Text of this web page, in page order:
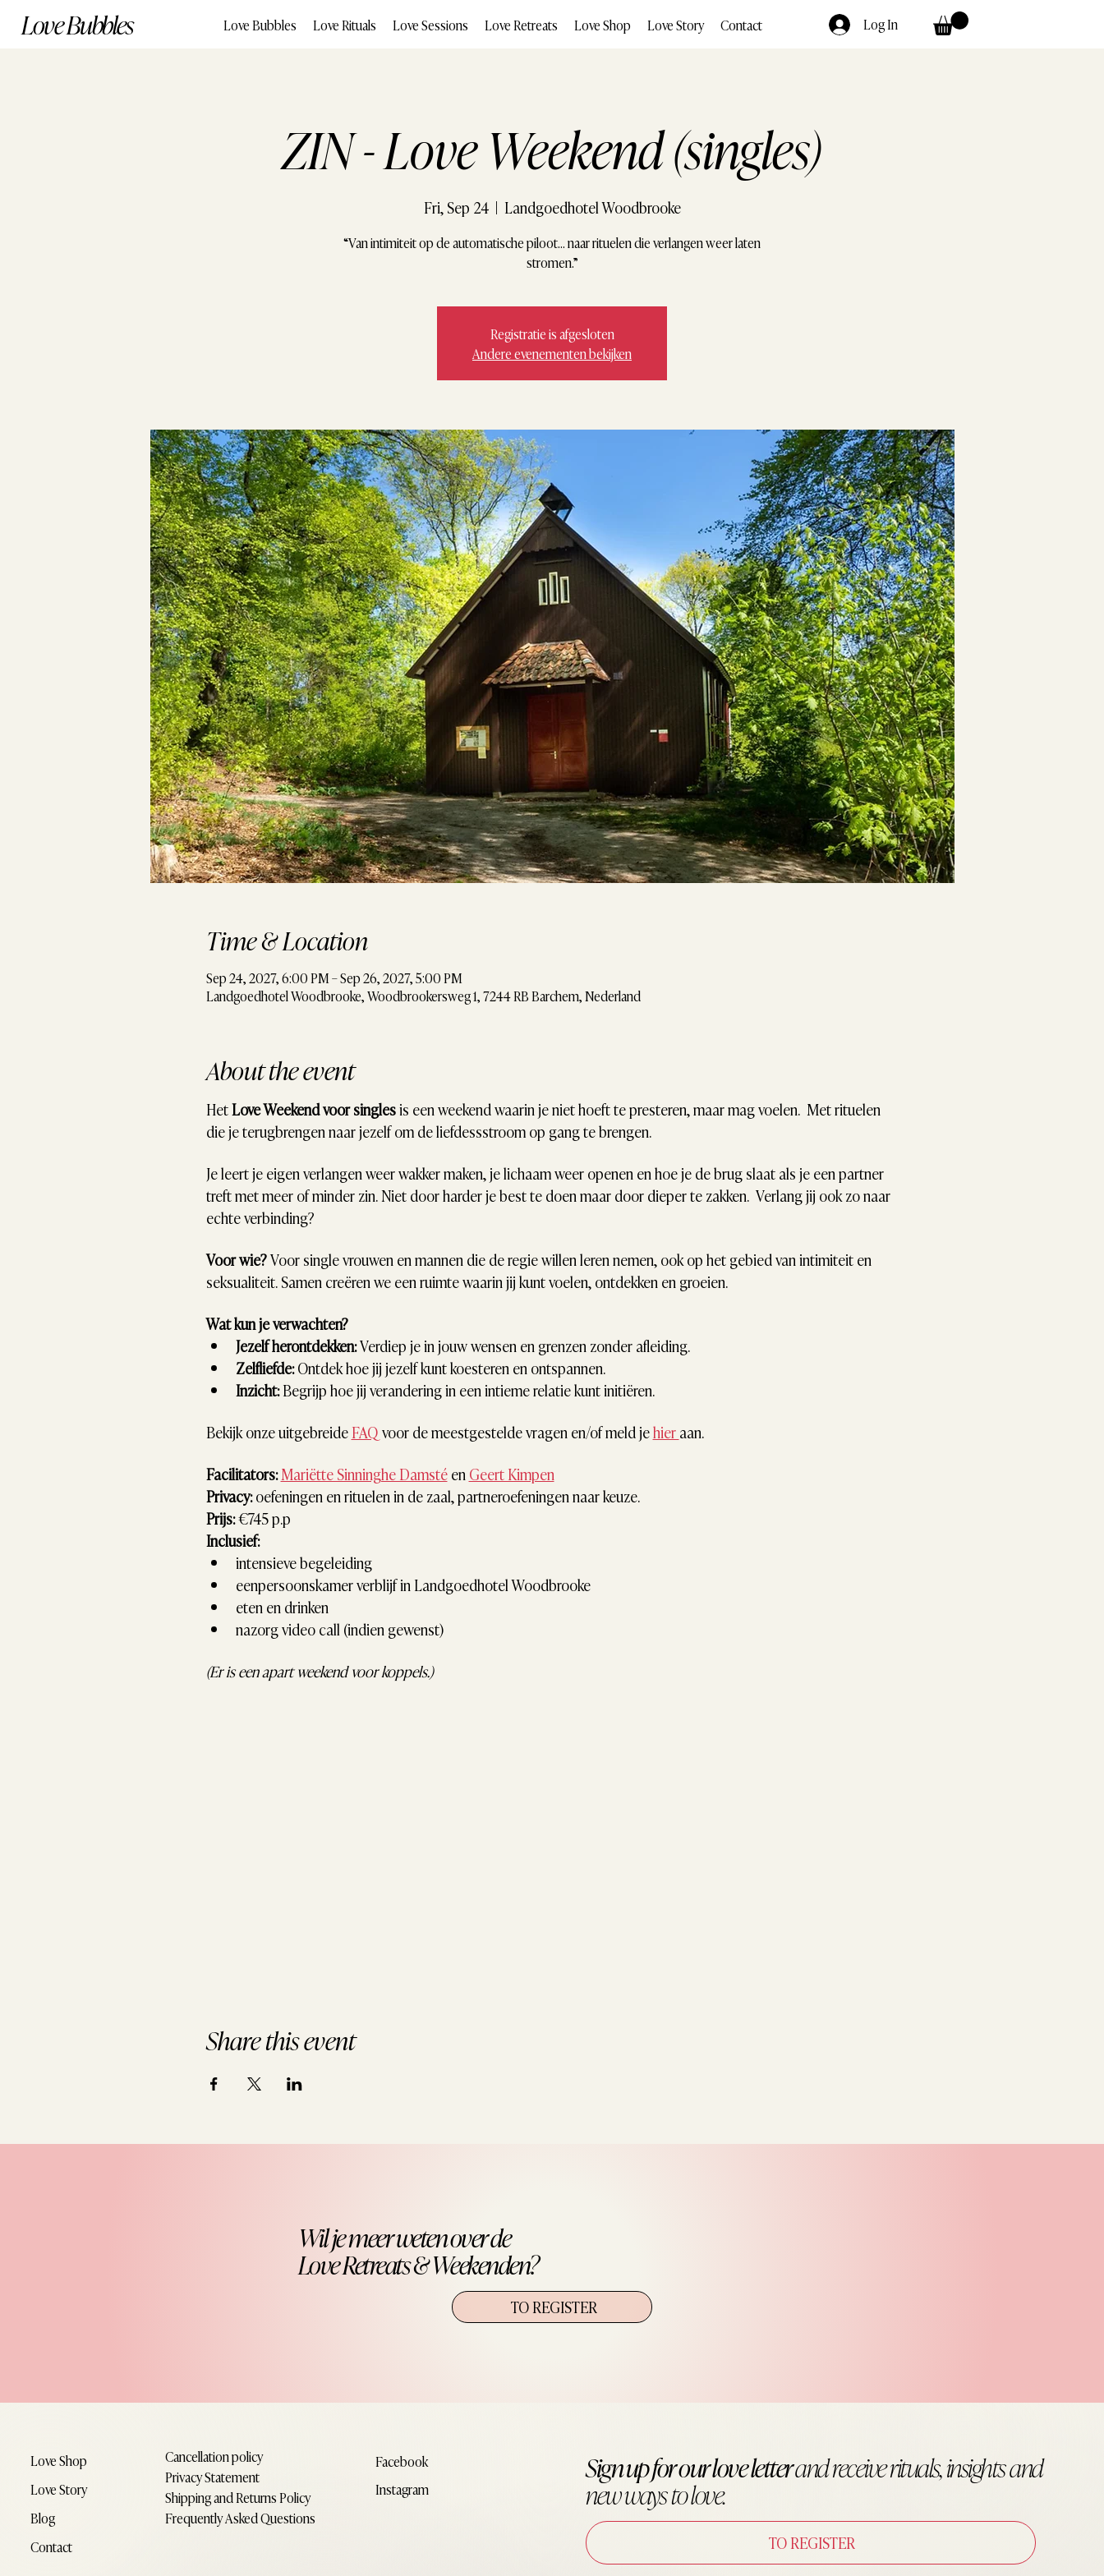
Love Bubbles Love Bubbles Love Rituals Love Sessions Love Retreats Love Shop Love Story Contact Log In
Wil je meer weten over de
Love Retreats & Weekenden?
TO REGISTER
ZIN - Love Weekend (singles)
Fri, Sep 24
  |
Landgoedhotel Woodbrooke
“Van intimiteit op de automatische piloot… naar rituelen die verlangen weer laten
stromen.”
Registratie is afgesloten
Andere evenementen bekijken
Time & Location
Sep 24, 2027, 6:00 PM – Sep 26, 2027, 5:00 PM
Landgoedhotel Woodbrooke, Woodbrookersweg 1, 7244 RB Barchem, Nederland
About the event
Het Love Weekend voor singles is een weekend waarin je niet hoeft te presteren, maar mag voelen.  Met rituelen
die je terugbrengen naar jezelf om de liefdessstroom op gang te brengen.
Je leert je eigen verlangen weer wakker maken, je lichaam weer openen en hoe je de brug slaat als je een partner
treft met meer of minder zin. Niet door harder je best te doen maar door dieper te zakken.  Verlang jij ook zo naar
echte verbinding?
Voor wie? Voor single vrouwen en mannen die de regie willen leren nemen, ook op het gebied van intimiteit en
seksualiteit. Samen creëren we een ruimte waarin jij kunt voelen, ontdekken en groeien.
Wat kun je verwachten?
Jezelf herontdekken: Verdiep je in jouw wensen en grenzen zonder afleiding.
Zelfliefde: Ontdek hoe jij jezelf kunt koesteren en ontspannen.
Inzicht: Begrijp hoe jij verandering in een intieme relatie kunt initiëren.
Bekijk onze uitgebreide FAQ voor de meestgestelde vragen en/of meld je hier aan.
Facilitators: Mariëtte Sinninghe Damsté en Geert Kimpen
Privacy: oefeningen en rituelen in de zaal, partneroefeningen naar keuze.
Prijs: €745 p.p
Inclusief:
intensieve begeleiding
eenpersoonskamer verblijf in Landgoedhotel Woodbrooke
eten en drinken
nazorg video call (indien gewenst)
(Er is een apart weekend voor koppels.)
Share this event
Love Shop
Love Story
Blog
Contact
Cancellation policy
Privacy Statement
Shipping and Returns Policy
Frequently Asked Questions
Facebook
Instagram
Sign up for our love letterand receiverituals, insights and
new ways tolove.
TO REGISTER